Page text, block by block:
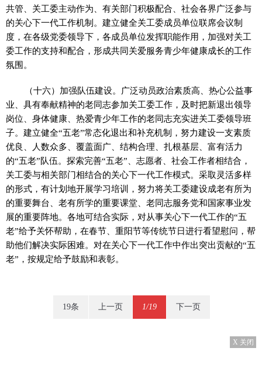
共管、关工委主动作为、有关部门积极配合、社会各界广泛参与
的关心下一代工作机制。建立健全关工委成员单位联席会议制
度，在各级党委领导下，各成员单位发挥职能作用，加强对关工
委工作的支持和配合，形成共同关爱服务青少年健康成长的工作
氛围。
（十六）加强队伍建设。广泛动员政治素质高、热心公益事
业、具有奉献精神的老同志参加关工委工作，及时把新退出领导
岗位、身体健康、热爱青少年工作的老同志充实进关工委领导班
子。建立健全“五老”常态化退出和补充机制，努力建设一支素质
优良、人数众多、覆盖面广、结构合理、扎根基层、富有活力
的“五老”队伍。探索完善“五老”、志愿者、社会工作者相结合，
关工委与相关部门相结合的关心下一代工作模式。采取灵活多样
的形式，有计划地开展学习培训，努力将关工委建设成老有所为
的重要舞台、老有所学的重要课堂、老同志服务党和国家事业发
展的重要阵地。各地可结合实际，对从事关心下一代工作的“五
老”给予关怀帮助，在春节、重阳节等传统节日进行看望慰问，帮
助他们解决实际困难。对在关心下一代工作中作出突出贡献的“五
老”，按规定给予鼓励和表彰。
19条 上一页 1/19 下一页
X 关闭